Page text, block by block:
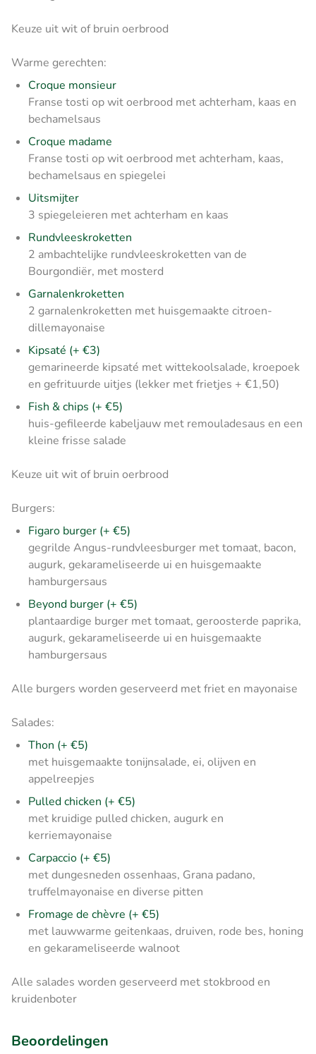
Keuze uit wit of bruin oerbrood
Warme gerechten:
Croque monsieur
Franse tosti op wit oerbrood met achterham, kaas en
bechamelsaus
Croque madame
Franse tosti op wit oerbrood met achterham, kaas,
bechamelsaus en spiegelei
Uitsmijter
3 spiegeleieren met achterham en kaas
Rundvleeskroketten
2 ambachtelijke rundvleeskroketten van de
Bourgondiër, met mosterd
Garnalenkroketten
2 garnalenkroketten met huisgemaakte citroen-
dillemayonaise
Kipsaté (+ €3)
gemarineerde kipsaté met wittekoolsalade, kroepoek
en gefrituurde uitjes (lekker met frietjes + €1,50)
Fish & chips (+ €5)
huis-gefileerde kabeljauw met remouladesaus en een
kleine frisse salade
Keuze uit wit of bruin oerbrood
Burgers:
Figaro burger (+ €5)
gegrilde Angus-rundvleesburger met tomaat, bacon,
augurk, gekarameliseerde ui en huisgemaakte
hamburgersaus
Beyond burger (+ €5)
plantaardige burger met tomaat, geroosterde paprika,
augurk, gekarameliseerde ui en huisgemaakte
hamburgersaus
Alle burgers worden geserveerd met friet en mayonaise
Salades:
Thon (+ €5)
met huisgemaakte tonijnsalade, ei, olijven en
appelreepjes
Pulled chicken (+ €5)
met kruidige pulled chicken, augurk en
kerriemayonaise
Carpaccio (+ €5)
met dungesneden ossenhaas, Grana padano,
truffelmayonaise en diverse pitten
Fromage de chèvre (+ €5)
met lauwwarme geitenkaas, druiven, rode bes, honing
en gekarameliseerde walnoot
Alle salades worden geserveerd met stokbrood en
kruidenboter
Beoordelingen